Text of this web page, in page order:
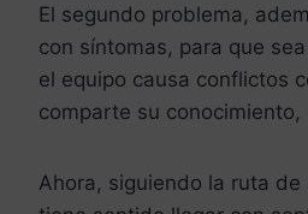
El segundo problema,
con síntomas, para que
el equipo causa conflictos
comparte su conocimiento,
Ahora, siguiendo la ruta